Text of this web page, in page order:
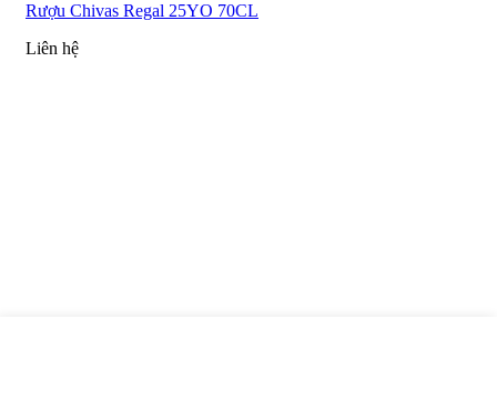
Rượu Chivas Regal 25YO 70CL
Liên hệ